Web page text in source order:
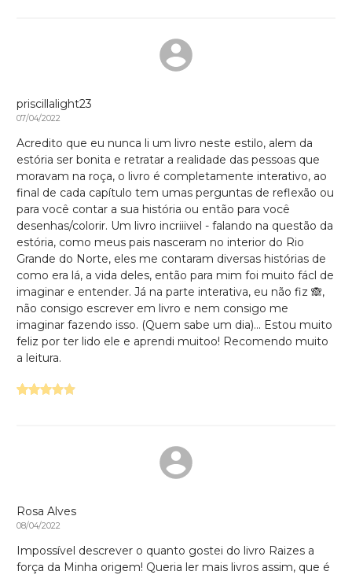
priscillalight23
07/04/2022
Acredito que eu nunca li um livro neste estilo, alem da
estória ser bonita e retratar a realidade das pessoas que
moravam na roça, o livro é completamente interativo, ao
final de cada capítulo tem umas perguntas de reflexão ou
para você contar a sua história ou então para você
desenhas/colorir. Um livro incriiivel - falando na questão da
estória, como meus pais nasceram no interior do Rio
Grande do Norte, eles me contaram diversas histórias de
como era lá, a vida deles, então para mim foi muito fácl de
imaginar e entender. Já na parte interativa, eu não fiz 🙈,
não consigo escrever em livro e nem consigo me
imaginar fazendo isso. (Quem sabe um dia)... Estou muito
feliz por ter lido ele e aprendi muitoo! Recomendo muito
a leitura.
Rosa Alves
08/04/2022
Impossível descrever o quanto gostei do livro Raizes a
força da Minha origem! Queria ler mais livros assim, que é